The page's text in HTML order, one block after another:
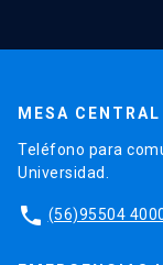
MESA CENTRAL
Teléfono para
Universidad.
phone (56)95504